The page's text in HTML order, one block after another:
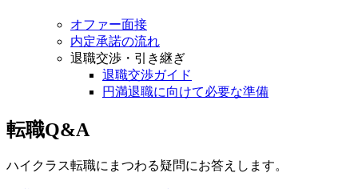
オファー面接
内定承諾の流れ
退職交渉・引き継ぎ
退職交渉ガイド
円満退職に向けて必要な準備
転職Q&A
ハイクラス転職にまつわる疑問にお答えします。